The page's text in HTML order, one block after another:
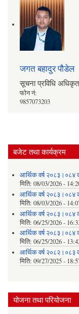
जगत बहादुर पौडेल
सूचना प्रविधि
फोन नं:
9857073203
बजेट तथा कार्यक्रम
आर्थिक वर्ष २०८३।०८४
मिति: 08/03/2026 -
आर्थिक वर्ष २०८३।०८४
मिति: 08/03/2026 -
आर्थिक वर्ष २०८३।०८४
मिति: 06/25/2026 -
आर्थिक वर्ष २०८३।०८४
मिति: 06/25/2026 -
आर्थिक वर्ष २०८२।०८३
मिति: 09/27/2025 -
योजना तथा परियोजना